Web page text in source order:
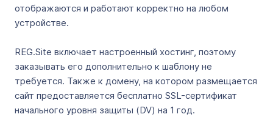
отображаются и работают корректно на любом
устройстве.
REG.Site включает настроенный хостинг, поэтому
заказывать его дополнительно к шаблону не
требуется. Также к домену, на котором размещается
сайт предоставляется бесплатно SSL-сертификат
начального уровня защиты (DV) на 1 год.